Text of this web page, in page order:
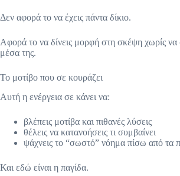
Δεν αφορά το να έχεις πάντα δίκιο.
Αφορά το να δίνεις μορφή στη σκέψη χωρίς να
μέσα της.
Το μοτίβο που σε κουράζει
Αυτή η ενέργεια σε κάνει να:
βλέπεις μοτίβα και πιθανές λύσεις
θέλεις να κατανοήσεις τι συμβαίνει
ψάχνεις το “σωστό” νόημα πίσω από τα
Και εδώ είναι η παγίδα.